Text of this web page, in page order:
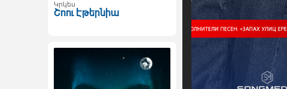
Կրկես
Շոու Էթերնիա